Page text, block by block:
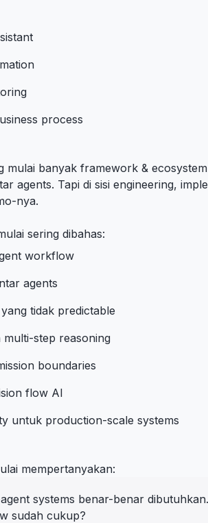
process
mulai banyak framework &
agents. Tapi di sisi engineering,
nya.
sering dibahas:
workflow
agents
tidak predictable
step reasoning
boundaries
flow AI
untuk production-scale systems
mempertanyakan:
systems benar-benar
sudah cukup?